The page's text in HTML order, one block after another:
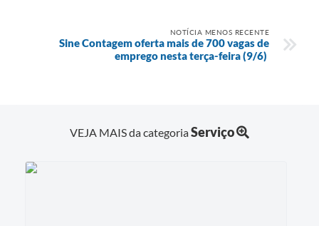
NOTÍCIA MENOS RECENTE
Sine Contagem oferta mais de 700 vagas de
emprego nesta terça-feira (9/6)
VEJA MAIS da categoriaServiço